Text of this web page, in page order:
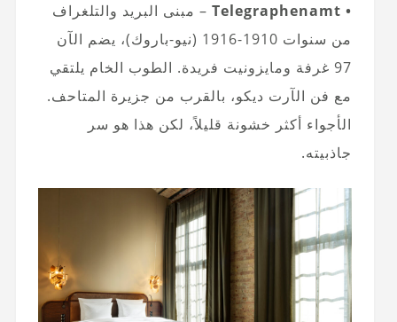
• Telegraphenamt
– مبنى البريد والتلغراف
من سنوات 1910-1916 (نيو-باروك)، يضم الآن
97 غرفة ومايزونيت فريدة. الطوب الخام يلتقي
مع فن الآرت ديكو، بالقرب من جزيرة المتاحف.
الأجواء أكثر خشونة قليلاً، لكن هذا هو سر
جاذبيته.